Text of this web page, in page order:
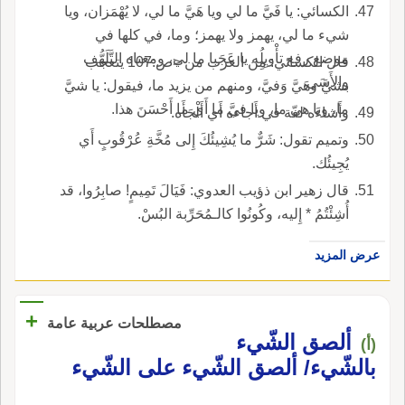
الكسائي: يا فَيَّ ما لي ويا هَيَّ ما لي، لا يُهْمَزان، ويا
شيء ما لي، يهمز ولا يهمز؛ وما، في كلها في
موضع رفع تأْويِلُه يا عَجَبا ما لي، ومعناه التَّلَهُّف
والأَسَى.
قال الكسائي: مِن العرب من <ص:107 يتعجب
بشيَّ وهَيَّ وَفيَّ، ومنهم من يزيد ما، فيقول: يا شيَّ
ما، ويا هيّ ما، ويا فيَّ ما أَي ما أَحْسَنَ هذا.
وأَشاءَه لغة في أَجاءه أَي أَلْجَأَه.
وتميم تقول: شَرٌّ ما يُشِيئُكَ إِلى مُخَّةِ عُرْقُوبٍ أَي
يُجِيئُك.
قال زهير ابن ذؤيب العدوي: فَيَالَ تَمِيمٍ! صابِرُوا، قد
أُشِئْتُمُ * إِليه، وكُونُوا كالـمُحَرِّبة البُسْ.
عرض المزيد
مصطلحات عربية عامة +
(أ)
ألصق الشّيء
بالشّيء/ ألصق الشّيء على الشّيء